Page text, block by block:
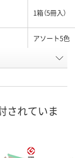
1箱（5冊入）
アソート5色
EJ05680
へ
ません
されていま